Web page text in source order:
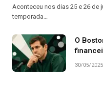
Aconteceu nos dias 25 e 26 de
temporada…
O
30/05/2025